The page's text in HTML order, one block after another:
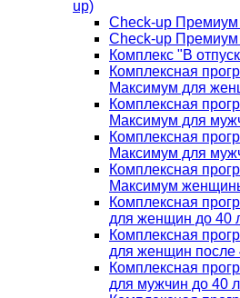
up)
Check-up
Check-up
Комплекс "В
Комплексная
Максимум для
Комплексная
Максимум для
Комплексная
Максимум для
Комплексная
Максимум
Комплексная
для женщин до 40
Комплексная
для женщин после
Комплексная
для мужчин до 40